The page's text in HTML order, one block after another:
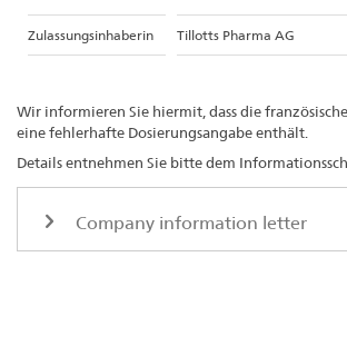
Zulassungsinhaberin Tillotts Pharma AG
Wir informieren Sie hiermit, dass die
eine fehlerhafte Dosierungsangabe enthält.
Details entnehmen Sie bitte dem
Company information letter